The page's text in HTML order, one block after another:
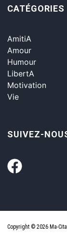
CATÉGORIES
AmitiA
Amour
Humour
LibertA
Motivation
Vie
SUIVEZ-
Copyright © 2026 Ma-